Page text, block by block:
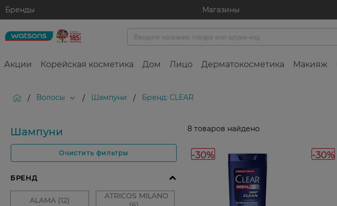
Бренды Магазины
Акции Корейская косметика Дом Лицо Дерматокосметика Макияж
/ Волосы / Шампуни / Бренд: CLEAR
Шампуни
Очистить фильтры
8 товаров найдено
-30% -30%